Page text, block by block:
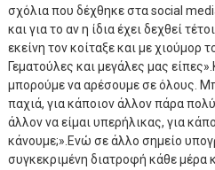
σχόλια που δέχθηκε στα social
και για το αν η ίδια έχει δεχθεί
εκείνη τον κοίταξε και με χιούμορ
Γεματούλες και μεγάλες μας
μπορούμε να αρέσουμε σε όλους.
παχιά, για κάποιον άλλον πάρα
άλλον να είμαι υπερήλικας, για
κάνουμε;».Ενώ σε άλλο σημείο
συγκεκριμένη διατροφή κάθε μέρα